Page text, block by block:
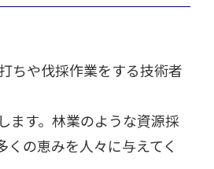
ちや伐採作業をする技術者
ます。林業のような資源採
の恵みを人々に与えてく